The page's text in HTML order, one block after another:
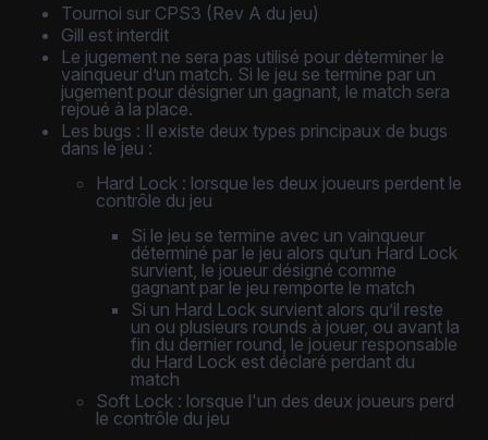
Tournoi sur CPS3 (Rev A du jeu)
Gill est interdit
Le jugement ne sera pas utilisé pour déterminer le
vainqueur d’un match. Si le jeu se termine par un
jugement pour désigner un gagnant, le match sera
rejoué à la place.
Les bugs : Il existe deux types principaux de bugs
dans le jeu :
Hard Lock : lorsque les deux joueurs perdent le
contrôle du jeu
Si le jeu se termine avec un vainqueur
déterminé par le jeu alors qu’un Hard Lock
survient, le joueur désigné comme
gagnant par le jeu remporte le match
Si un Hard Lock survient alors qu’il reste
un ou plusieurs rounds à jouer, ou avant la
fin du dernier round, le joueur responsable
du Hard Lock est déclaré perdant du
match
Soft Lock : lorsque l'un des deux joueurs perd
le contrôle du jeu